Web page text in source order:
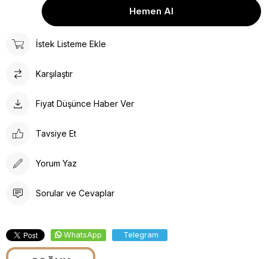
İstek Listeme Ekle
Karşılaştır
Fiyat Düşünce Haber Ver
Tavsiye Et
Yorum Yaz
Sorular ve Cevaplar
WhatsApp Telegram